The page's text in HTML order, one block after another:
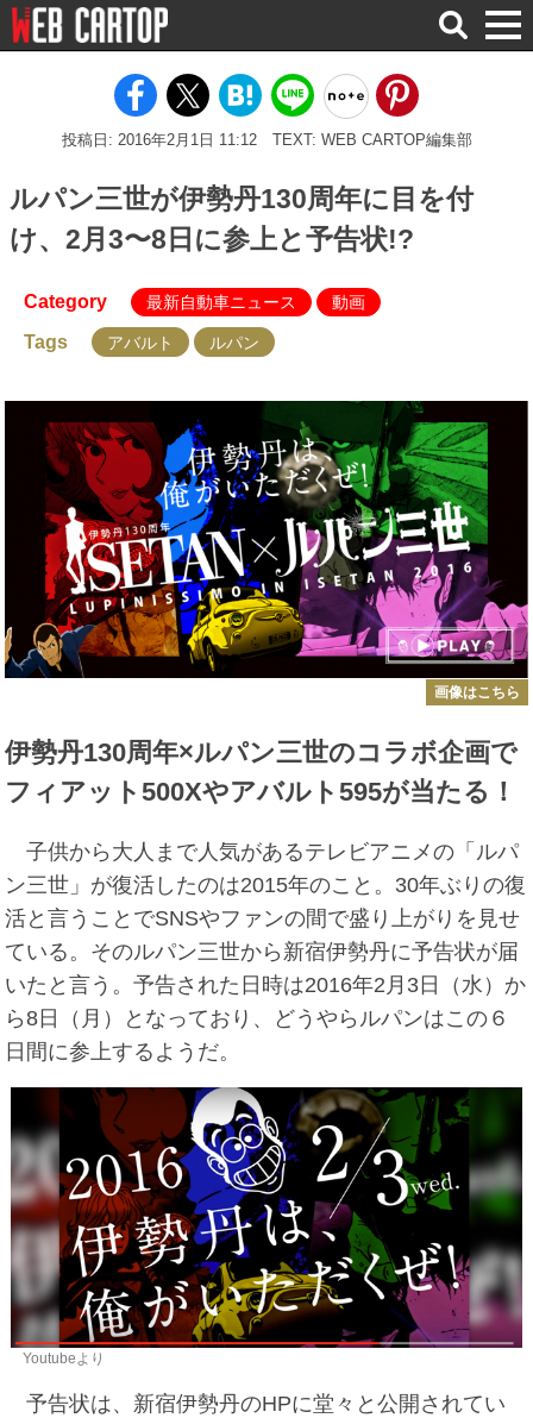
検
索
投稿日: 2016年2月1日 11:12 TEXT: WEB CARTOP編集部
ルパン三世が伊勢丹130周年に目を付
け、2月3〜8日に参上と予告状!?
Category 最新自動車ニュース 動画
Tags アバルト ルパン
画像はこちら
伊勢丹130周年×ルパン三世のコラボ企画で
フィアット500Xやアバルト595が当たる！
子供から大人まで人気があるテレビアニメの「ルパ
ン三世」が復活したのは2015年のこと。30年ぶりの復
活と言うことでSNSやファンの間で盛り上がりを見せ
ている。そのルパン三世から新宿伊勢丹に予告状が届
いたと言う。予告された日時は2016年2月3日（水）か
ら8日（月）となっており、どうやらルパンはこの６
日間に参上するようだ。
Youtubeより
予告状は、新宿伊勢丹のHPに堂々と公開されてい